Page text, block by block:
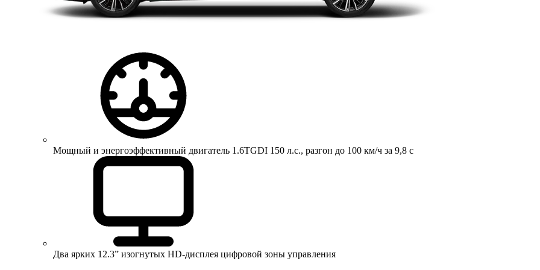
Мощный и энергоэффективный двигатель 1.6TGDI 150 л.с., разгон до 100 км/ч за 9,8 с
Два ярких 12.3” изогнутых HD-дисплея цифровой зоны управления